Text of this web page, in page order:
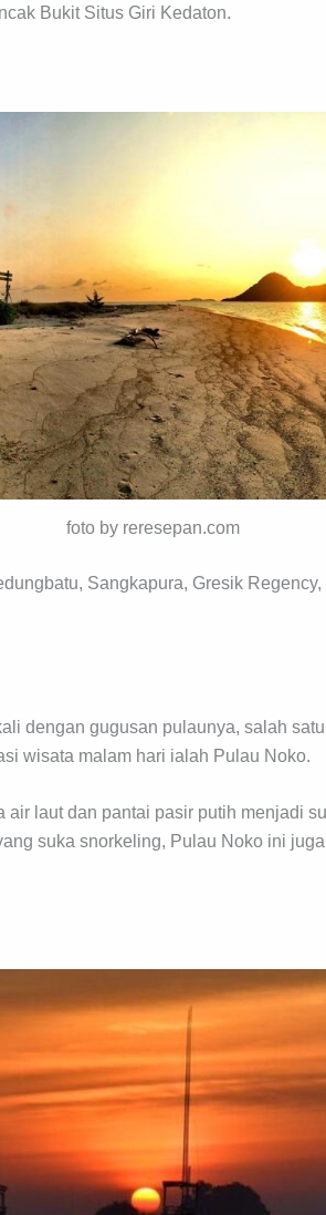
Bukit Situs Giri Kedaton.
foto by reresepan.com
Sangkapura, Gresik
dengan gugusan pulaunya, salah
wisata malam hari ialah Pulau Noko.
air laut dan pantai pasir putih menjadi
suka snorkeling, Pulau Noko ini